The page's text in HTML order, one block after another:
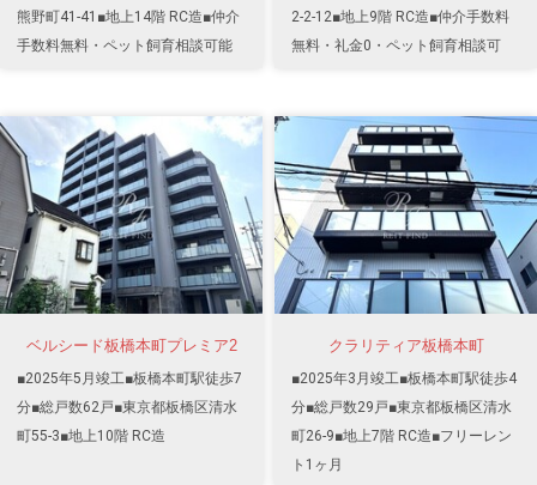
熊野町41-41■地上14階 RC造■仲介
手数料無料・ペット飼育相談可能
2-2-12■地上9階 RC造■仲介手数料
無料・礼金0・ペット飼育相談可
ベルシード板橋本町プレミア2
■2025年5月竣工■板橋本町駅徒歩7
分■総戸数62戸■東京都板橋区清水
町55-3■地上10階 RC造
クラリティア板橋本町
■2025年3月竣工■板橋本町駅徒歩4
分■総戸数29戸■東京都板橋区清水
町26-9■地上7階 RC造■フリーレン
ト1ヶ月